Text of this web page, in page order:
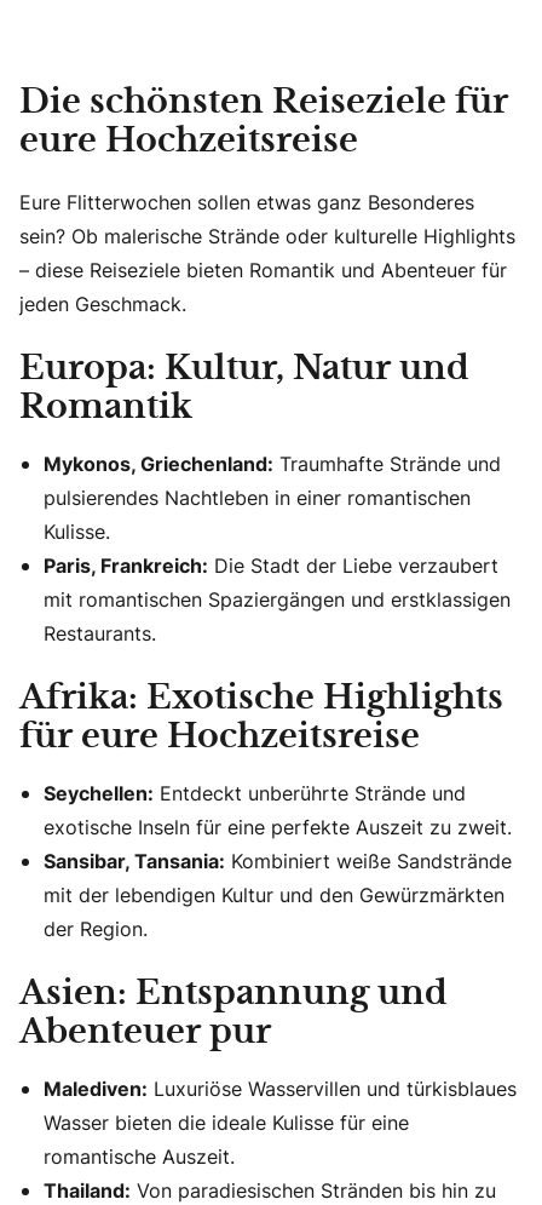
Die schönsten Reiseziele für
eure Hochzeitsreise
Eure Flitterwochen sollen etwas ganz Besonderes
sein? Ob malerische Strände oder kulturelle Highlights
– diese Reiseziele bieten Romantik und Abenteuer für
jeden Geschmack.
Europa: Kultur, Natur und
Romantik
Mykonos, Griechenland: Traumhafte Strände und
pulsierendes Nachtleben in einer romantischen
Kulisse.
Paris, Frankreich: Die Stadt der Liebe verzaubert
mit romantischen Spaziergängen und erstklassigen
Restaurants.
Afrika: Exotische Highlights
für eure Hochzeitsreise
Seychellen: Entdeckt unberührte Strände und
exotische Inseln für eine perfekte Auszeit zu zweit.
Sansibar, Tansania: Kombiniert weiße Sandstrände
mit der lebendigen Kultur und den Gewürzmärkten
der Region.
Asien: Entspannung und
Abenteuer pur
Malediven: Luxuriöse Wasservillen und türkisblaues
Wasser bieten die ideale Kulisse für eine
romantische Auszeit.
Thailand: Von paradiesischen Stränden bis hin zu